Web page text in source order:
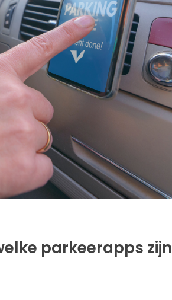
parkeerapps zijn